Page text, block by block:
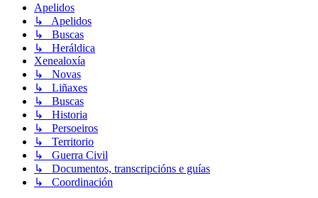
Apelidos
↳ Apelidos
↳ Buscas
↳ Heráldica
Xenealoxía
↳ Novas
↳ Liñaxes
↳ Buscas
↳ Historia
↳ Persoeiros
↳ Territorio
↳ Guerra Civil
↳ Documentos, transcripcións e guías
↳ Coordinación